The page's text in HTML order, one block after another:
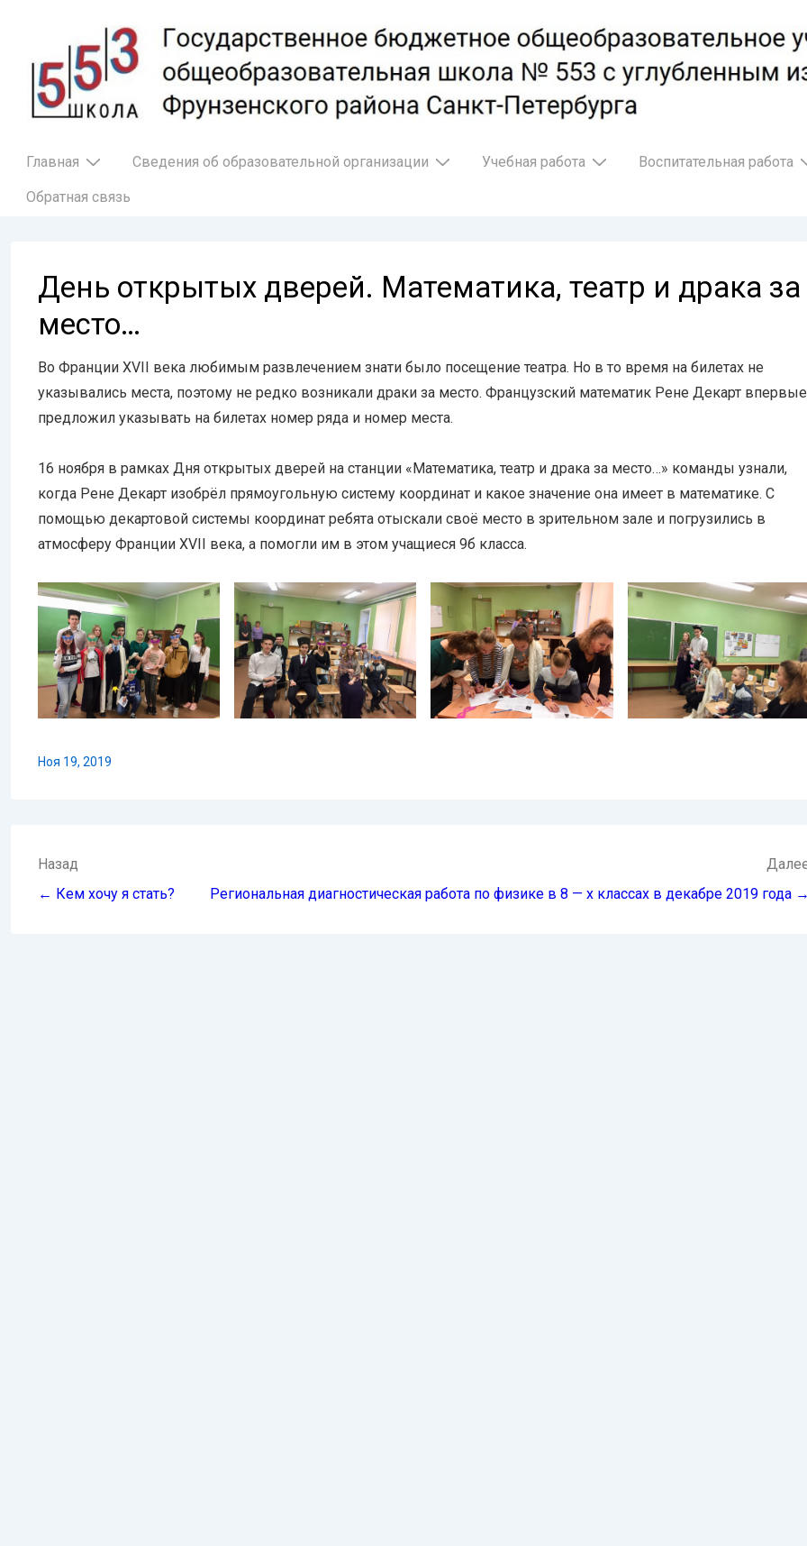
основному
содержимому
Основная
Главная Сведения об образовательной организации Учебная работа Воспитательная работа
Обратная связь
День открытых дверей. Математика, театр и драка за
место…
Во Франции XVII века любимым развлечением знати было посещение театра. Но в то время на билетах не
указывались места, поэтому не редко возникали драки за место. Французский математик Рене Декарт впервые
предложил указывать на билетах номер ряда и номер места.
16 ноября в рамках Дня открытых дверей на станции «Математика, театр и драка за место…» команды узнали,
когда Рене Декарт изобрёл прямоугольную систему координат и какое значение она имеет в математике. С
помощью декартовой системы координат ребята отыскали своё место в зрительном зале и погрузились в
атмосферу Франции XVII века, а помогли им в этом учащиеся 9б класса.
Ноя 19, 2019
Навигация
по
Назад
← Кем хочу я стать?
Региональная диагностическая работа по физике в 8 — х классах в декабре 2019 года